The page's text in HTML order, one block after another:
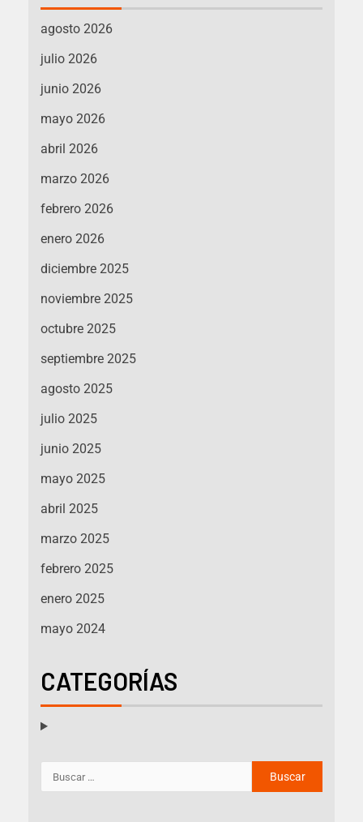
agosto 2026
julio 2026
junio 2026
mayo 2026
abril 2026
marzo 2026
febrero 2026
enero 2026
diciembre 2025
noviembre 2025
octubre 2025
septiembre 2025
agosto 2025
julio 2025
junio 2025
mayo 2025
abril 2025
marzo 2025
febrero 2025
enero 2025
mayo 2024
CATEGORÍAS